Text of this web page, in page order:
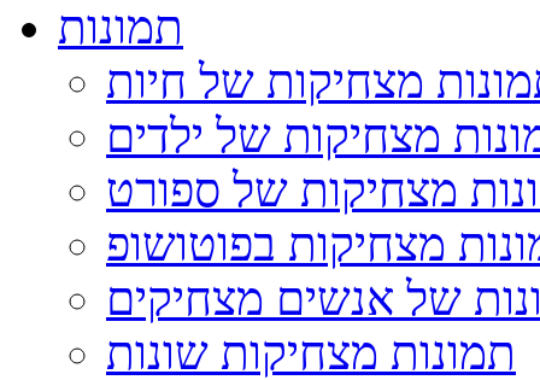
תמונות
מצחיקות של חיות
מצחיקות של ילדים
מצחיקות של ספורט
מצחיקות בפוטושופ
של אנשים מצחיקים
תמונות מצחיקות שונות